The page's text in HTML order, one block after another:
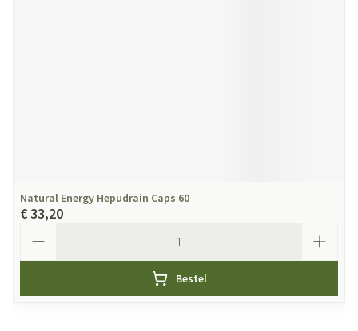
Natural Energy Hepudrain Caps 60
€ 33,20
Bestel